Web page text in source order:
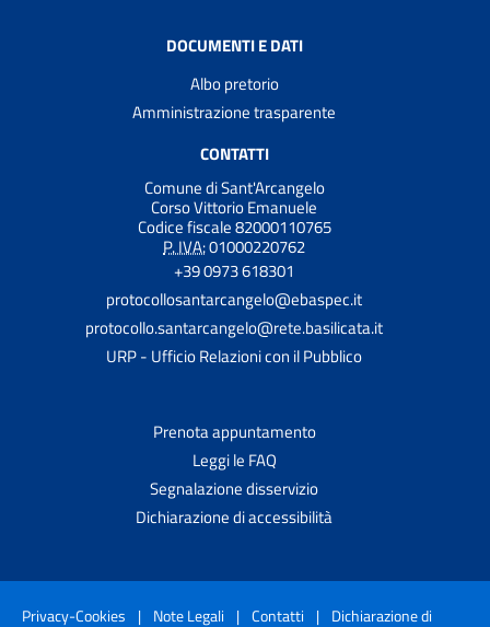
DOCUMENTI E DATI
Albo pretorio
Amministrazione trasparente
CONTATTI
Comune di Sant'Arcangelo
Corso Vittorio Emanuele
Codice fiscale 82000110765
P. IVA:01000220762
+39 0973 618301
protocollosantarcangelo@ebaspec.it
protocollo.santarcangelo@rete.basilicata.it
URP - Ufficio Relazioni con il Pubblico
Prenota appuntamento
Leggi le FAQ
Segnalazione disservizio
Dichiarazione di accessibilità
Privacy-Cookies | Note Legali | Contatti | Dichiarazione di